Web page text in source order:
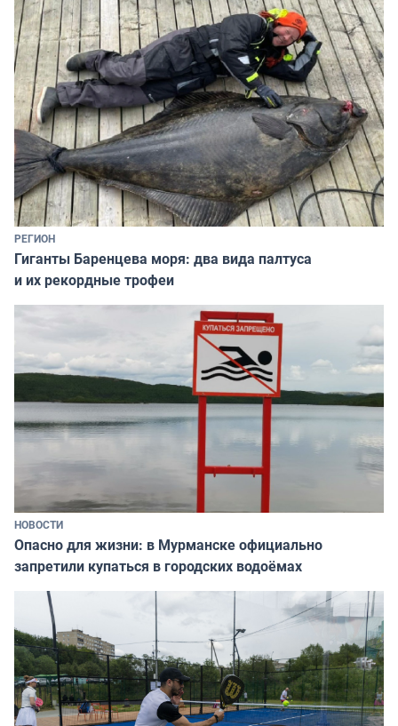
РЕГИОН
Гиганты Баренцева моря: два вида палтуса
и их рекордные трофеи
НОВОСТИ
Опасно для жизни: в Мурманске официально
запретили купаться в городских водоёмах